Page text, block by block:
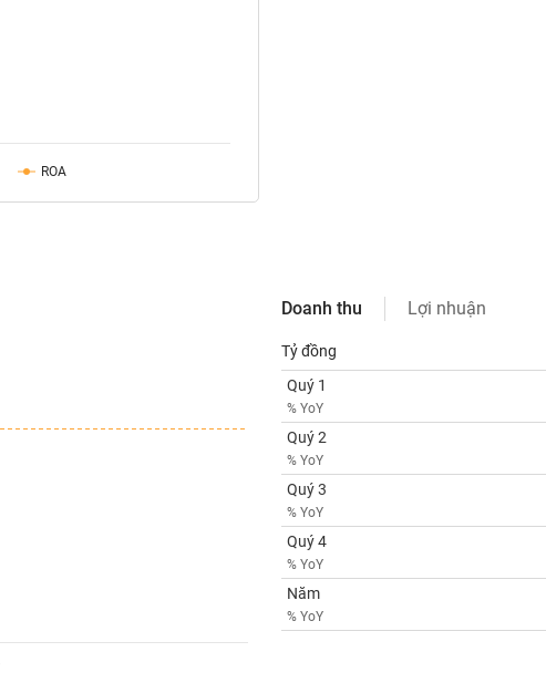
ROA
Doanh thu Lợi nhuận
Tỷ đồng
Quý 1
% YoY
Quý 2
% YoY
Quý 3
% YoY
Quý 4
% YoY
Năm
% YoY